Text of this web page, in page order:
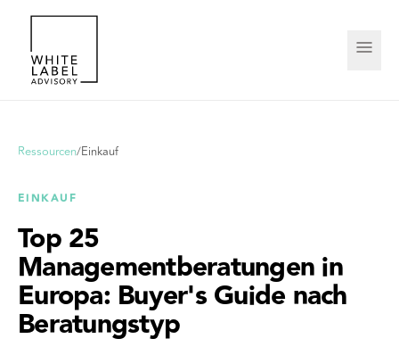
Ressourcen/Einkauf
EINKAUF
Top 25
Managementberatungen in
Europa: Buyer's Guide nach
Beratungstyp